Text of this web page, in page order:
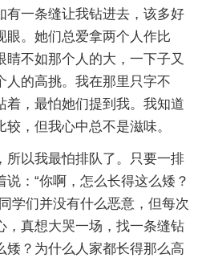
有一条缝让我钻进去，该多好
眼。她们总爱拿两个人作比
不如那个人的大，一下子又
人的高挑。我在那里只字不
着，最怕她们提到我。我知道
，但我心中总不是滋味。
所以我最怕排队了。只要一排
：“你啊，怎么长得这么矮？
学们并没有什么恶意，但每次
，真想大哭一场，找一条缝钻
矮？为什么人家都长得那么高